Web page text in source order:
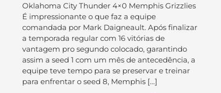
Oklahoma City Thunder 4×0 Memphis Grizzlies
É impressionante o que faz a equipe
comandada por Mark Daigneault. Após finalizar
a temporada regular com 16 vitórias de
vantagem pro segundo colocado, garantindo
assim a seed 1 com um mês de antecedência, a
equipe teve tempo para se preservar e treinar
para enfrentar o seed 8, Memphis […]